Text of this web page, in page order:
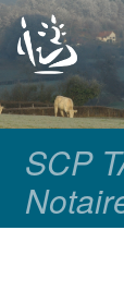
SCP